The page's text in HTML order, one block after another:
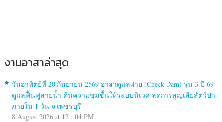
งานอาสาล่าสุด
วันอาทิตย์ที่ 20 กันยายน 2569 อาสาดูแลฝาย (Check Dam) รุ่น 3 ปี 69
ดูแลฟื้นฟูสายน้ำ คืนความชุมชื้นให้ระบบนิเวศ ลดการสูญเสียสัตว์ป่า
ภายใน 1 วัน จ.เพชรบุรี
8 August 2026 at 12 : 04 PM